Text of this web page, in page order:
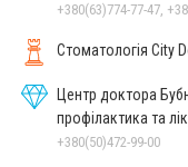
Стоматологія City
Центр доктора
профілактика та
і суглобів
+380(50)472-99-00